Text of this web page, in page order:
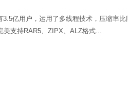
亿用户，运用了多线程技术，压缩率
美支持RAR5、ZIPX、ALZ格式...